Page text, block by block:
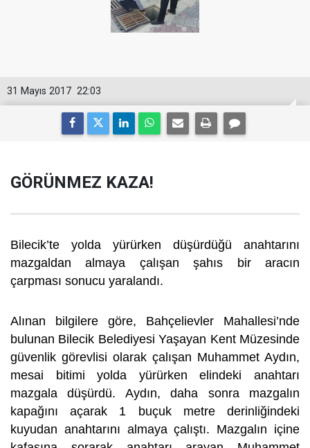
22:03
31 Mayıs 2017
GÖRÜNMEZ KAZA!
Bilecik’te yolda yürürken düşürdüğü anahtarını
mazgaldan almaya çalışan şahıs bir aracın
çarpması sonucu yaralandı.
Alınan bilgilere göre, Bahçelievler Mahallesi’nde
bulunan Bilecik Belediyesi Yaşayan Kent Müzesinde
güvenlik görevlisi olarak çalışan Muhammet Aydın,
mesai bitimi yolda yürürken elindeki anahtarı
mazgala düşürdü. Aydın, daha sonra mazgalın
kapağını açarak 1 buçuk metre derinliğindeki
kuyudan anahtarını almaya çalıştı. Mazgalın içine